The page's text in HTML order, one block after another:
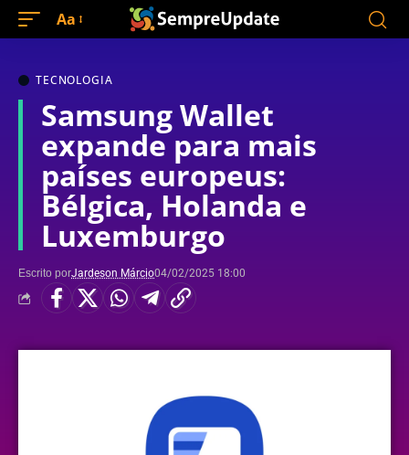
Aa
TECNOLOGIA
Samsung Wallet
expande para mais
países europeus:
Bélgica, Holanda e
Luxemburgo
Escrito porJardeson Márcio04/02/2025 18:00